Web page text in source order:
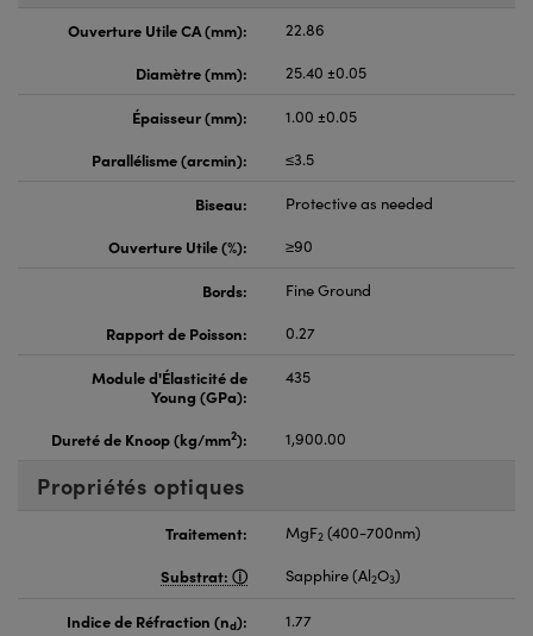
Ouverture Utile CA (mm):
22.86
Diamètre (mm):
25.40 ±0.05
Épaisseur (mm):
1.00 ±0.05
Parallélisme (arcmin):
≤3.5
Biseau:
Protective as needed
Ouverture Utile (%):
≥90
Bords:
Fine Ground
Rapport de Poisson:
0.27
Module d'Élasticité de
Young (GPa):
435
Dureté de Knoop (kg/mm2): 1,900.00
Propriétés optiques
Traitement: MgF2 (400-700nm)
Substrat:
Sapphire (Al2O3)
Indice de Réfraction (nd):
1.77